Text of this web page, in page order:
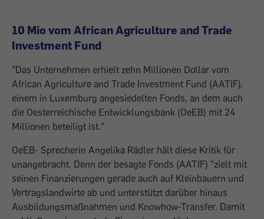
10 Mio vom African Agriculture and Trade
Investment Fund
"Das Unternehmen erhielt zehn Millionen Dollar vom
African Agriculture and Trade Investment Fund (AATIF),
einem in Luxemburg ­angesiedelten Fonds, an dem auch
die ­Oesterreichische Entwicklungsbank (OeEB) mit 24
Millionen beteiligt ist."
OeEB- Sprecherin Angelika Rädler hält diese Kritik für
unangebracht. Denn der besagte Fonds (AATIF) "zielt mit
seinen Finanzierungen gerade auch auf Kleinbauern und
Vertragslandwirte ab und unterstützt darüber hinaus
Ausbildungsmaßnahmen und Knowhow-Transfer. Damit